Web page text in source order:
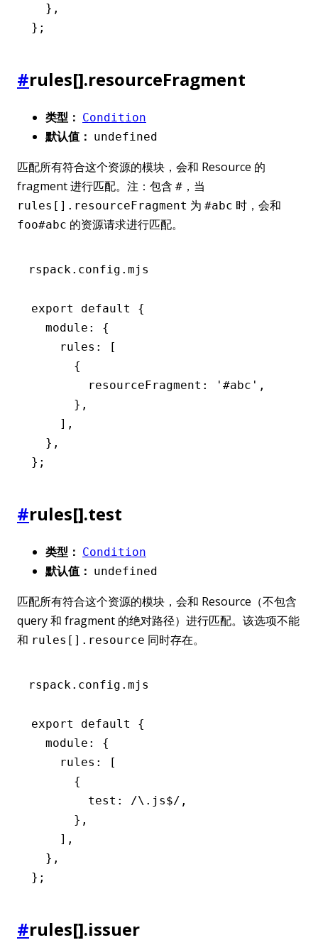
  }
,
};
#rules[].resourceFragment
类型： Condition
默认值： undefined
匹配所有符合这个资源的模块，会和 Resource 的
fragment 进行匹配。注：包含 # ，当
rules[].resourceFragment 为 #abc 时，会和
foo#abc 的资源请求进行匹配。
rspack.config.mjs
export default
{
  module
:
{
    rules
:
[
      {
        resourceFragment
: '#abc' ,
      }
,
    ]
,
  }
,
};
#rules[].test
类型： Condition
默认值： undefined
匹配所有符合这个资源的模块，会和 Resource（不包含
query 和 fragment 的绝对路径）进行匹配。该选项不能
和 rules[].resource 同时存在。
rspack.config.mjs
export default
{
  module
:
{
    rules
:
[
      {
        test
: /\.js$/ ,
      }
,
    ]
,
  }
,
};
#rules[].issuer